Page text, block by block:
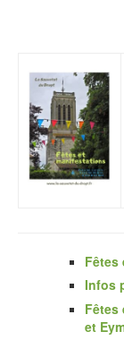
Contact
Fêtes
Infos
Fêtes
et